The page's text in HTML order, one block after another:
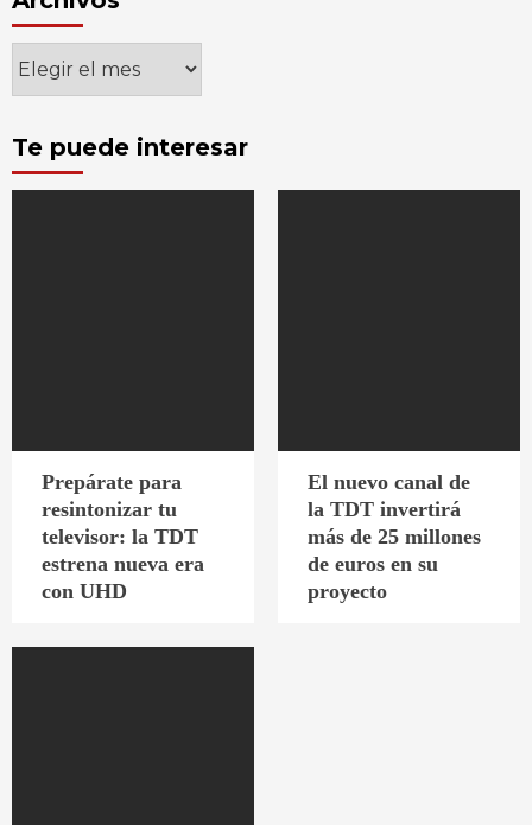
Archivos
Te puede interesar
Prepárate para
resintonizar tu
televisor: la TDT
estrena nueva era
con UHD
El nuevo canal de
la TDT invertirá
más de 25 millones
de euros en su
proyecto